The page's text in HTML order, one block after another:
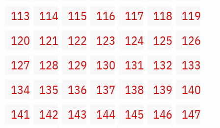
113
114 115 116 117 118
119
120
121 122 123 124 125
126
127
128 129 130 131 132
133
134
135 136 137 138 139
140
141
142 143 144 145 146
147